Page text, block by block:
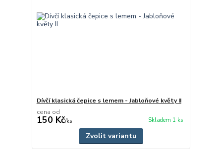
Dívčí klasická čepice s lemem - Jabloňové květy II
cena od
150 Kč/ks Skladem 1 ks
Zvolit variantu